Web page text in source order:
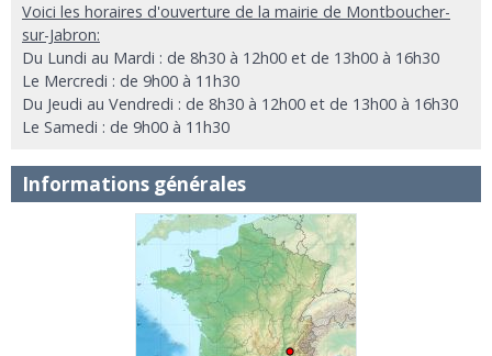
Voici les horaires d'ouverture de la mairie de Montboucher-
sur-Jabron:
Du Lundi au Mardi : de 8h30 à 12h00 et de 13h00 à 16h30
Le Mercredi : de 9h00 à 11h30
Du Jeudi au Vendredi : de 8h30 à 12h00 et de 13h00 à 16h30
Le Samedi : de 9h00 à 11h30
Informations générales